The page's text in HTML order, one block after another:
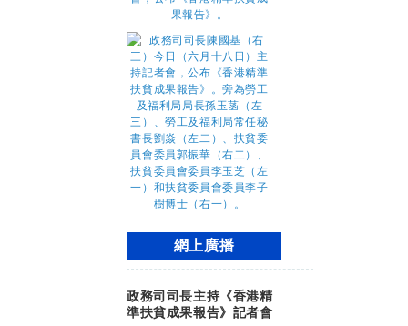
網上廣播
政務司司長主持《香港精
準扶貧成果報告》記者會